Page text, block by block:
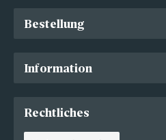
Bestellung
Information
Rechtliches